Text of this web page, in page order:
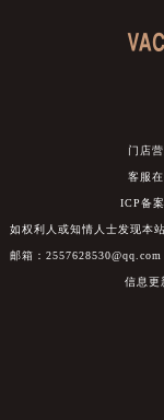
门店
客服
ICP备
如权利人或知情人士发现本
邮箱：
信息更